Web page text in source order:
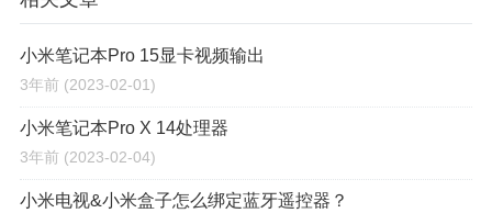
小米笔记本Pro 15显卡视频输出
3年前 (2023-02-01)
小米笔记本Pro X 14处理器
3年前 (2023-02-04)
小米电视&小米盒子怎么绑定蓝牙遥控器？